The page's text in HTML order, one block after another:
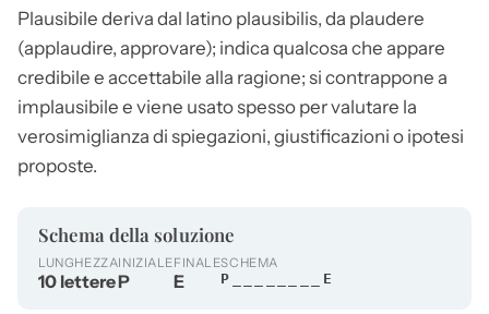
Plausibile deriva dal latino plausibilis, da plaudere
(applaudire, approvare); indica qualcosa che appare
credibile e accettabile alla ragione; si contrappone a
implausibile e viene usato spesso per valutare la
verosimiglianza di spiegazioni, giustificazioni o ipotesi
proposte.
Schema della soluzione
LUNGHEZZA
10 lettere
INIZIALE
P
FINALE
E
SCHEMA
P________E